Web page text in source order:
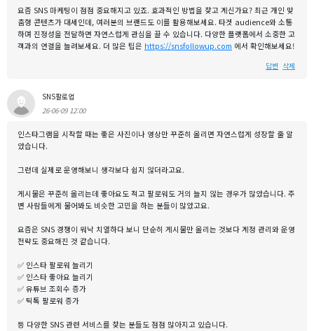
요즘 SNS 마케팅이 점점 중요해지고 있죠. 효과적인 방법을 찾고 계신가요? 최근 개인 맞
춤형 콘텐츠가 대세인데, 여러분의 브랜드도 이를 활용해보세요. 타겟 audience와 소통
하며 진정성을 전달하면 자연스럽게 관심을 끌 수 있습니다. 다양한 플랫폼에서 소중한 고
객과의 연결을 늘려보세요. 더 많은 팁은 https://snsfollowup.com 에서 확인해보세요!
답변 삭제
SNS팔로업
26-06-09 12:00
인스타그램을 시작할 때는 좋은 사진이나 영상만 꾸준히 올리면 자연스럽게 성장할 줄 알
았습니다.
그런데 실제로 운영해보니 생각보다 쉽지 않더라고요.
게시물은 꾸준히 올리는데 좋아요도 적고 팔로워도 거의 늘지 않는 경우가 많았습니다. 주
변 사람들에게 물어봐도 비슷한 고민을 하는 분들이 많았고요.
요즘은 SNS 경쟁이 워낙 치열하다 보니 단순히 게시물만 올리는 것보다 계정 관리와 운영
전략도 중요해진 것 같습니다.
✅ 인스타 팔로워 늘리기
✅ 인스타 좋아요 늘리기
✅ 유튜브 조회수 증가
✅ 틱톡 팔로워 증가
등 다양한 SNS 관련 서비스를 찾는 분들도 점점 많아지고 있습니다.